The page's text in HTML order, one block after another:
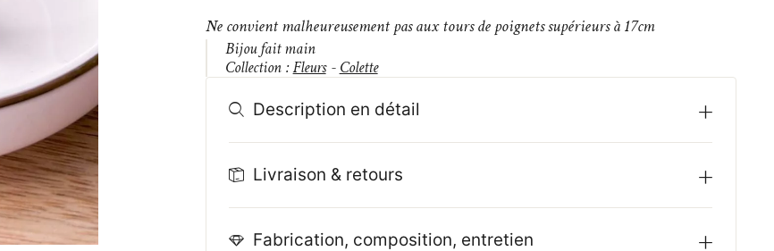
Ne convient malheureusement pas aux tours de poignets supérieurs à 17cm
Bijou fait main
Collection :Fleurs - Colette
Description en détail
Livraison & retours
Fabrication, composition, entretien